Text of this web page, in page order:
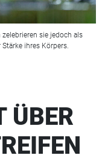
sie jedoch als
ihres Körpers.
ÜBER